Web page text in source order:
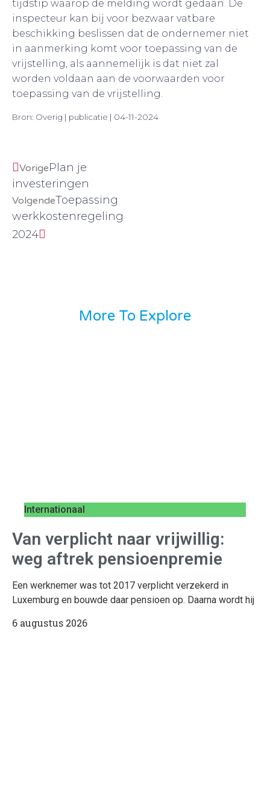
tijdstip waarop de melding wordt gedaan. De
inspecteur kan bij voor bezwaar vatbare
beschikking beslissen dat de ondernemer niet
in aanmerking komt voor toepassing van de
vrijstelling, als aannemelijk is dat niet zal
worden voldaan aan de voorwaarden voor
toepassing van de vrijstelling.
Bron: Overig | publicatie | 04-11-2024
VorigePlan je
investeringen
VolgendeToepassing
werkkostenregeling
2024
More To Explore
Internationaal
Van verplicht naar vrijwillig:
weg aftrek pensioenpremie
Een werknemer was tot 2017 verplicht verzekerd in
Luxemburg en bouwde daar pensioen op. Daarna wordt hij
6 augustus 2026